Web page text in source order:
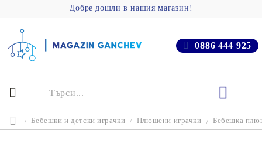
Добре дошли в нашия магазин!
0886 444 925
Бебешки и детски играчки Плюшени играчки Бебешка